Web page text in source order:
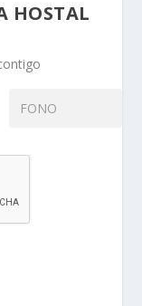
HOSTAL